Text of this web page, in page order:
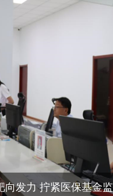
向发力 拧紧医保基金